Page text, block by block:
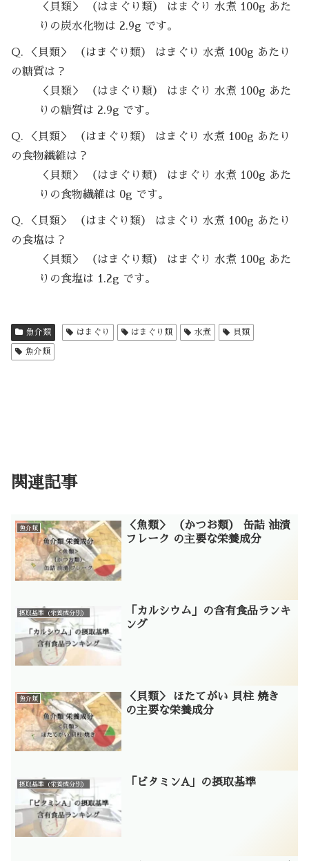
＜貝類＞ （はまぐり類） はまぐり 水煮 100g あた
りの炭水化物は 2.9g です。
Q. ＜貝類＞ （はまぐり類） はまぐり 水煮 100g あたり
の糖質は？
＜貝類＞ （はまぐり類） はまぐり 水煮 100g あた
りの糖質は 2.9g です。
Q. ＜貝類＞ （はまぐり類） はまぐり 水煮 100g あたり
の食物繊維は？
＜貝類＞ （はまぐり類） はまぐり 水煮 100g あた
りの食物繊維は 0g です。
Q. ＜貝類＞ （はまぐり類） はまぐり 水煮 100g あたり
の食塩は？
＜貝類＞ （はまぐり類） はまぐり 水煮 100g あた
りの食塩は 1.2g です。
魚介類 はまぐり はまぐり類 水煮 貝類
魚介類
関連記事
魚介類
＜魚類＞ （かつお類） 缶詰 油漬
フレーク の主要な栄養成分
摂取基準（栄養成分別）
「カルシウム」の含有食品ランキ
ング
魚介類
＜貝類＞ ほたてがい 貝柱 焼き
の主要な栄養成分
摂取基準（栄養成分別） 「ビタミンA」の摂取基準